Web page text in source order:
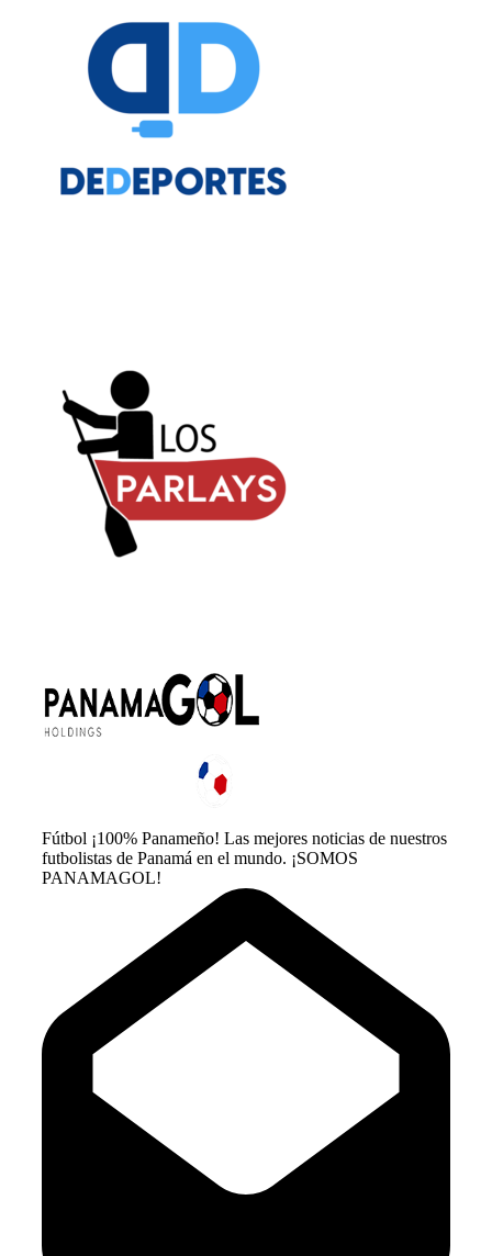
Fútbol ¡100% Panameño! Las mejores noticias de nuestros
futbolistas de Panamá en el mundo. ¡SOMOS
PANAMAGOL!